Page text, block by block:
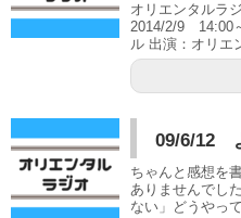
オリエンタルラ
2014/2/9 14:00
ル 出演：オリエ
09/6/12
ちゃんと感想を
ありませんでし
ない」どうやっ